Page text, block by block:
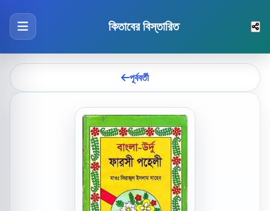
কিতাবের বিস্তারিত
পূর্ববর্তী